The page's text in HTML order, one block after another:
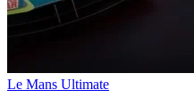
Le Mans Ultimate